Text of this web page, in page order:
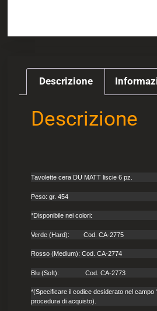
Descrizione
Descrizione
Tavolette cera DU MATT liscie 6 pz.
Peso: gr. 454
*Disponibile nei colori:
Verde (Hard): Cod. CA-2775
Rosso (Medium): Cod. CA-2774
Blu (Soft): Cod. CA-2773
*(Specificare il codice desiderato nel campo
procedura di acquisto).